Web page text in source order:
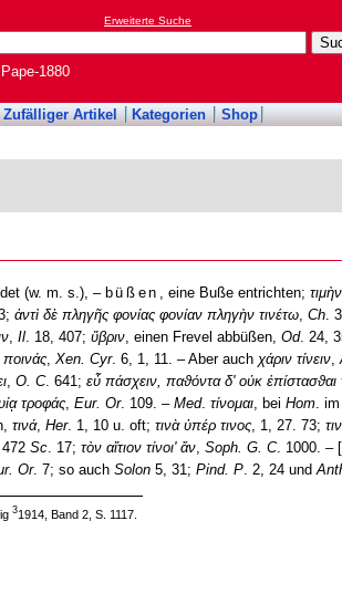
Erweiterte Suche
1880
Zufälliger Artikel Kategorien Shop
(w. m. s.), – büßen , eine Buße entrichten;
ἀντὶ δὲ πληγῆς φονίας φονίαν πληγὴν τινέτω, Ch.
, Il. 18, 407; ὕβριν, einen Frevel abbüßen, Od. 24,
ποινάς, Xen. Cyr. 6, 1, 11. – Aber auch χάριν τίνειν,
, O. C. 641; εὖ πάσχειν, παϑόντα δ' οὐκ ἐπίστασϑαι
τροφάς, Eur. Or. 109. – Med. τίνομαι, bei Hom. im
τινά, Her. 1, 10 u. oft; τινὰ ὑπέρ τινος, 1, 27. 73;
Sc. 17; τὸν αἴτιον τίνοι' ἄν, Soph. G. C. 1000. – [
Or. 7; so auch Solon5, 31; Pind. P. 2, 24 und
31914, Band 2, S. 1117.